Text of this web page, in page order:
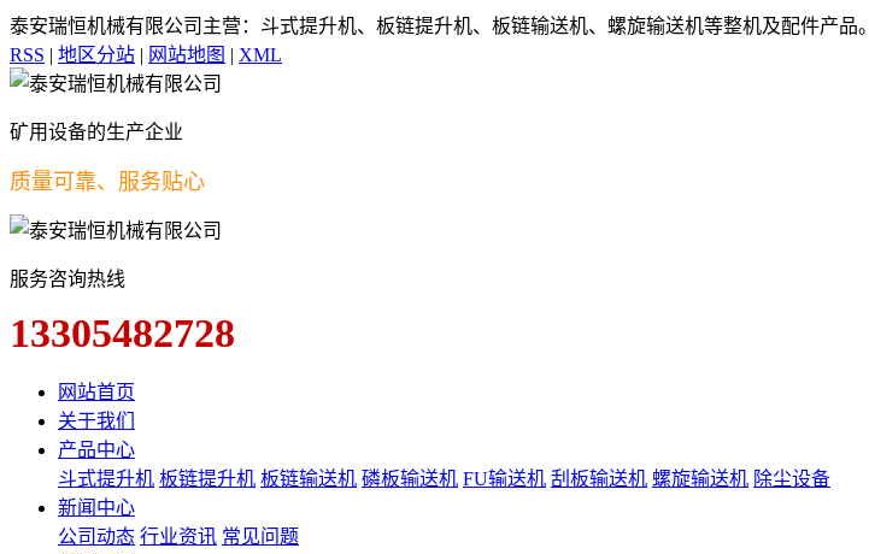
泰安瑞恒机械有限公司主营：斗式提升机、板链提升机、板链输送机、螺旋输送机等整机及配件产品。
RSS | 地区分站 | 网站地图 | XML
矿用设备的生产企业
质量可靠、服务贴心
服务咨询热线
13305482728
网站首页
关于我们
产品中心
斗式提升机 板链提升机 板链输送机 磷板输送机 FU输送机 刮板输送机 螺旋输送机 除尘设备
新闻中心
公司动态 行业资讯 常见问题